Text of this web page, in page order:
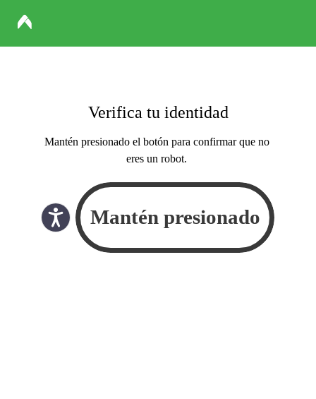
Verifica tu identidad
Mantén presionado el botón para confirmar que no
eres un robot.